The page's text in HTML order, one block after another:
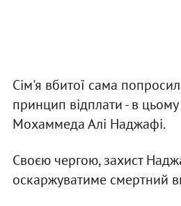
Сім'я вбитої сама
принцип відплати - в
Мохаммеда Алі Наджафі.
Своєю чергою, захист
оскаржуватиме смертний